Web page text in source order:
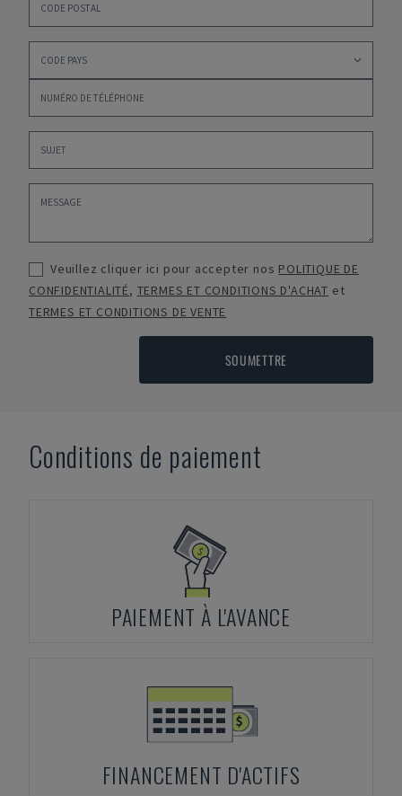
Veuillez cliquer ici pour accepter nos POLITIQUE DE
CONFIDENTIALITÉ, TERMES ET CONDITIONS D'ACHAT et
TERMES ET CONDITIONS DE VENTE
SOUMETTRE
Conditions de paiement
PAIEMENT À L'AVANCE
FINANCEMENT D'ACTIFS